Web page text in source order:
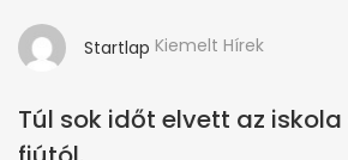
Startlap Kiemelt Hírek
Túl sok időt elvett az iskola